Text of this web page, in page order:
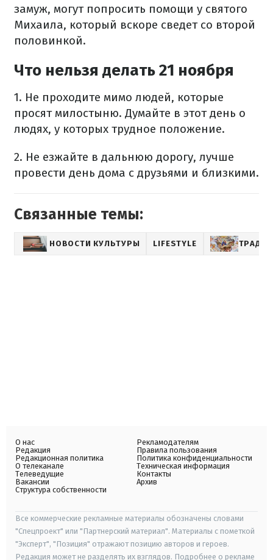
замуж, могут попросить помощи у святого
Михаила, который вскоре сведет со второй
половинкой.
Что нельзя делать 21 ноября
1. Не проходите мимо людей, которые
просят милостыню. Думайте в этот день о
людях, у которых трудное положение.
2. Не езжайте в дальнюю дорогу, лучше
провести день дома с друзьями и близкими.
Связанные темы:
НОВОСТИ КУЛЬТУРЫ LIFESTYLE
О нас
Редакция
Редакционная политика
О телеканале
Телеведущие
Вакансии
Структура собственности
Рекламодателям
Правила пользования
Политика конфиденциальности
Техническая информация
Контакты
Архив
Все коммерческие рекламные материалы обозначены словами
"Спецпроект" или "Партнерский материал". Материалы с пометкой
"Эксперт", "Позиция" отражают позицию авторов и героев.
Редакция может не разделять их взглядов. Подробнее о рекламе